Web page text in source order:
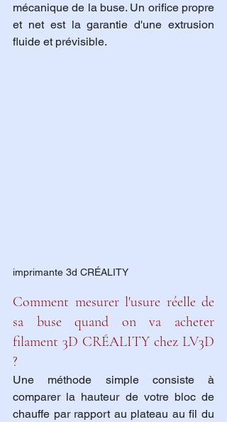
mécanique de la buse. Un orifice propre
et net est la garantie d'une extrusion
fluide et prévisible.
imprimante 3d CRÉALITY
Comment mesurer l'usure réelle de
sa buse quand on va acheter
filament 3D CRÉALITY chez LV3D
?
Une méthode simple consiste à
comparer la hauteur de votre bloc de
chauffe par rapport au plateau au fil du